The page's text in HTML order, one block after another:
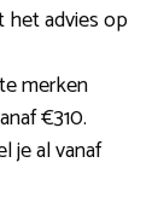
het advies op
merken
€310.
je al vanaf